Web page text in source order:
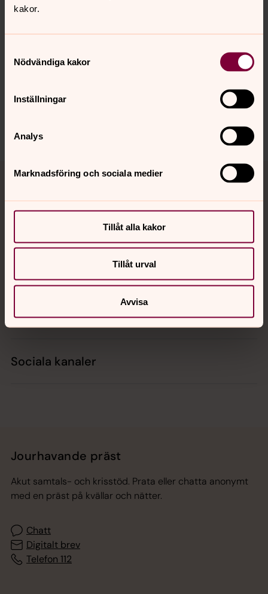
kakor.
Nödvändiga kakor
Inställningar
Analys
Marknadsföring och sociala medier
Tillåt alla kakor
Tillåt urval
Avvisa
innehåll?
Dela
Hitta snabbt
Sociala kanaler
Jourhavande präst
Akut samtals- och krisstöd. Prata eller chatta anonymt
med en präst på kvällar och nätter.
Chatt
Digitalt brev
Telefon 112